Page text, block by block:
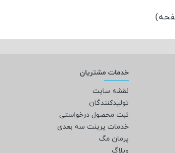
خدمات مشتریان
نقشه سایت
تولیدکنندگان
ثبت محصول درخواستی
خدمات پرینت سه بعدی
پرمان مگ
وبلاگ